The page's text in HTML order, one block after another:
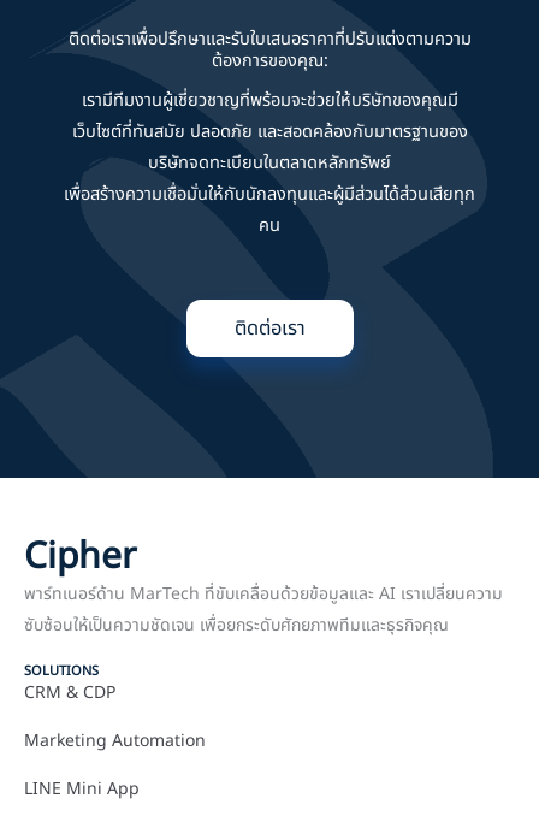
ติดต่อเราเพื่อปรึกษาและรับใบเสนอราคาที่ปรับแต่งตามความ
ต้องการของคุณ:
เรามีทีมงานผู้เชี่ยวชาญที่พร้อมจะช่วยให้บริษัทของคุณมี
เว็บไซต์ที่ทันสมัย ปลอดภัย และสอดคล้องกับมาตรฐานของ
บริษัทจดทะเบียนในตลาดหลักทรัพย์
เพื่อสร้างความเชื่อมั่นให้กับนักลงทุนและผู้มีส่วนได้ส่วนเสียทุก
คน
ติดต่อเรา
Cipher
พาร์ทเนอร์ด้าน MarTech ที่ขับเคลื่อนด้วยข้อมูลและ AI เราเปลี่ยนความ
ซับซ้อนให้เป็นความชัดเจน เพื่อยกระดับศักยภาพทีมและธุรกิจคุณ
SOLUTIONS
CRM & CDP
Marketing Automation
LINE Mini App